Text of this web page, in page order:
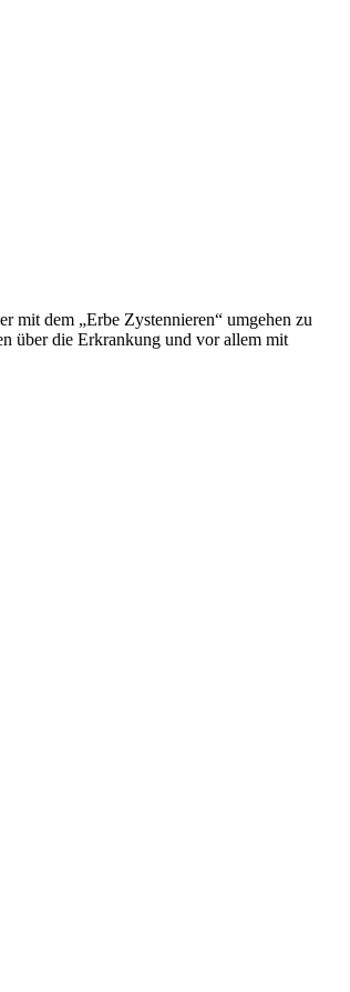
mit dem „Erbe Zystennieren“ umgehen zu
über die Erkrankung und vor allem mit